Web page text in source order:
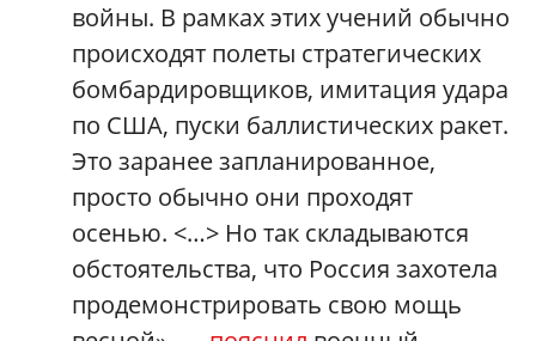
войны. В рамках этих учений обычно
происходят полеты стратегических
бомбардировщиков, имитация удара
по США, пуски баллистических ракет.
Это заранее запланированное,
просто обычно они проходят
осенью. <…> Но так складываются
обстоятельства, что Россия захотела
продемонстрировать свою мощь